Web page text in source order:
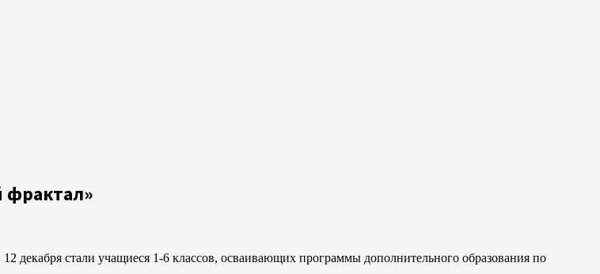
фрактал»
стали учащиеся 1-6 классов, осваивающих программы дополнительного образования по